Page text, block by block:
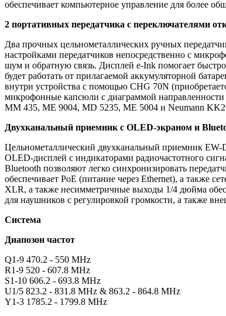
обеспечивает компьютерное управление для более
2 портативных передатчика с переключателями
Два прочных цельнометаллических ручных
настройками передатчиков непосредственно с
шум и обратную связь. Дисплей e-Ink помогает
будет работать от прилагаемой аккумуляторной
внутри устройства с помощью CHG 70N
микрофонные капсюли с диаграммой
MM 435, ME 9004, MD 5235, ME 5004 и Neumann
Двухканальный приемник с OLED-экраном и
Цельнометаллический двухканальный приемник
OLED-дисплей с индикаторами радиочастотного
Bluetooth позволяют легко синхронизировать
обеспечивает PoE (питание через Ethernet), а также
XLR, а также несимметричные выходы 1/4 дюйма
для наушников с регулировкой громкости, а также
Система
Диапозон частот
Q1-9 470.2 - 550 MHz
R1-9 520 - 607.8 MHz
S1-10 606.2 - 693.8 MHz
U1/5 823.2 - 831.8 MHz & 863.2 - 864.8 MHz
Y1-3 1785.2 - 1799.8 MHz